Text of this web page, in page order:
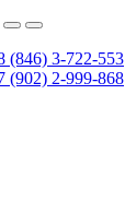
(846) 3-722-553
(902) 2-999-868